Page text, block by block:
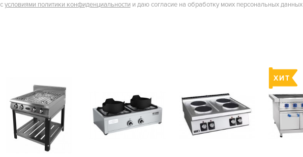
условиями политики конфиденциальности и даю согласие на обработку моих персональных данных